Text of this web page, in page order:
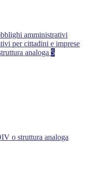
amministrativi
per cittadini e imprese
analoga 5
o struttura analoga